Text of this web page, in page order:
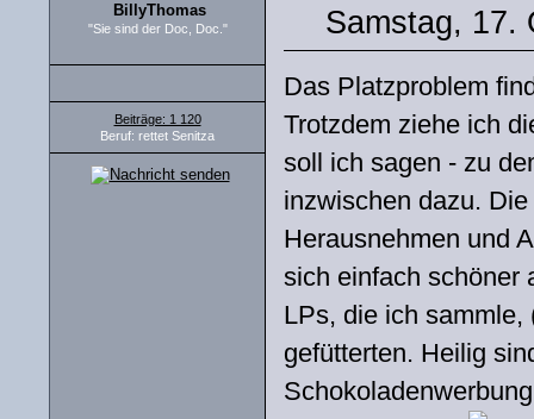
BillyThomas
"Sie sind der Doc, Doc."
Beiträge: 1 120
Beruf: rettet Senitza
Samstag, 17.
Das Platzproblem
Trotzdem ziehe ich
soll ich sagen - zu
inzwischen dazu.
Herausnehmen und
sich einfach schöner
LPs, die ich sammle,
gefütterten. Heilig